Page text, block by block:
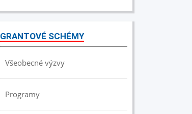
GRANTOVÉ SCHÉMY
Všeobecné výzvy
Programy